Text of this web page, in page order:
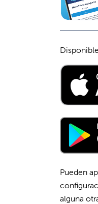
Pueden
alguna